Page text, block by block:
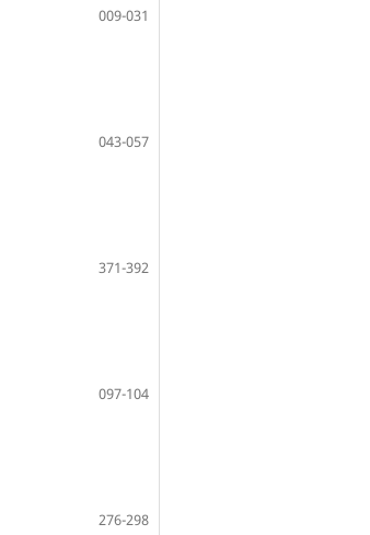
009-031
043-057
371-392
097-104
276-298